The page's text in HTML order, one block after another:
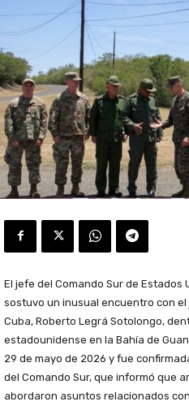
El jefe del Comando Sur de Estados
sostuvo un inusual encuentro con
Cuba, Roberto Legrá Sotolongo,
estadounidense en la Bahía de
29 de mayo de 2026 y fue
del Comando Sur, que informó que
abordaron asuntos relacionados